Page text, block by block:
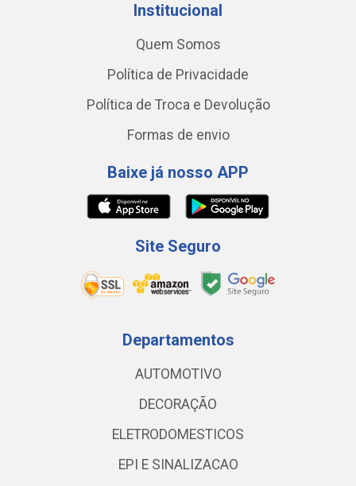
Institucional
Quem Somos
Política de Privacidade
Política de Troca e Devolução
Formas de envio
Baixe já nosso APP
Site Seguro
Departamentos
AUTOMOTIVO
DECORAÇÃO
ELETRODOMESTICOS
EPI E SINALIZACAO